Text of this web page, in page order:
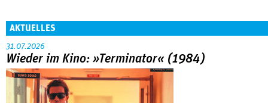
AKTUELLES
31.07.2026
Wieder im Kino: »Terminator« (1984)